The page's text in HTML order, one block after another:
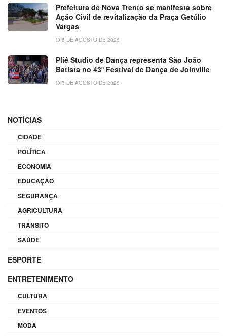
Prefeitura de Nova Trento se manifesta sobre
Ação Civil de revitalização da Praça Getúlio
Vargas
6 DE AGOSTO DE 2026
Plié Studio de Dança representa São João
Batista no 43º Festival de Dança de Joinville
5 DE AGOSTO DE 2026
NOTÍCIAS
CIDADE
POLÍTICA
ECONOMIA
EDUCAÇÃO
SEGURANÇA
AGRICULTURA
TRÂNSITO
SAÚDE
ESPORTE
ENTRETENIMENTO
CULTURA
EVENTOS
MODA